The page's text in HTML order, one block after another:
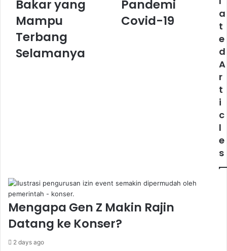
Bahan
Bakar
yang
Mampu
Terbang
Selamanya
Bakar yang
Mampu
Terbang
Selamanya
Pandemi
Covid-
19
Pandemi
Covid-19
a
t
e
d
A
r
t
i
c
l
e
s
Mengapa Gen Z Makin Rajin
Datang ke Konser?
2 days ago